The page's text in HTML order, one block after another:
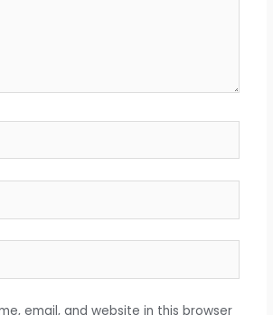
email, and website in this browser